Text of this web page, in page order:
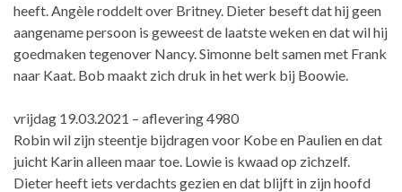
heeft. Angèle roddelt over Britney. Dieter beseft dat hij geen
aangename persoon is geweest de laatste weken en dat wil hij
goedmaken tegenover Nancy. Simonne belt samen met Frank
naar Kaat. Bob maakt zich druk in het werk bij Boowie.
vrijdag 19.03.2021 – aflevering 4980
Robin wil zijn steentje bijdragen voor Kobe en Paulien en dat
juicht Karin alleen maar toe. Lowie is kwaad op zichzelf.
Dieter heeft iets verdachts gezien en dat blijft in zijn hoofd